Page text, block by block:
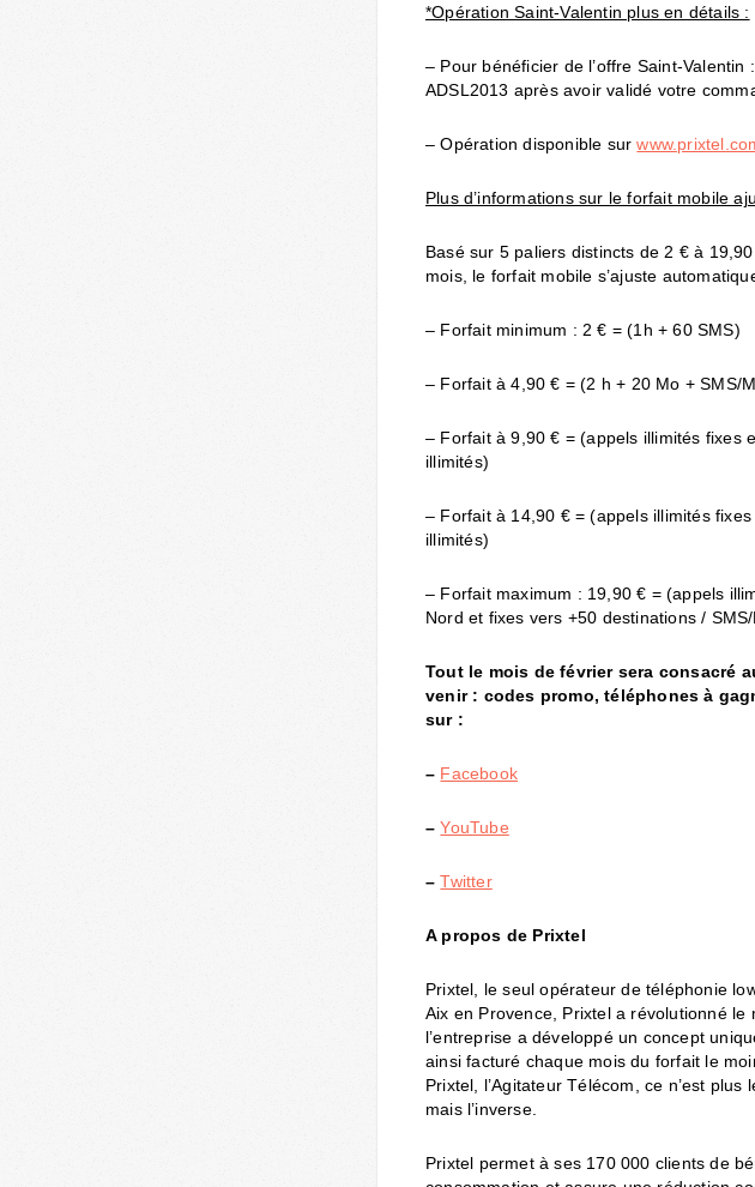
*Opération Saint-Valentin plus en détails :
– Pour bénéficier de l’offre Saint-
ADSL2013 après avoir validé votre
– Opération disponible sur
Plus d’informations sur le forfait mobile
Basé sur 5 paliers distincts de 2 € à
mois, le forfait mobile s’ajuste
– Forfait minimum : 2 € = (1h + 60 SMS)
– Forfait à 4,90 € = (2 h + 20 Mo + SMS/
– Forfait à 9,90 € = (appels illimités fixes
illimités)
– Forfait à 14,90 € = (appels illimités
illimités)
– Forfait maximum : 19,90 € = (appels
Nord et fixes vers +50 destinations /
Tout le mois de février sera consacré
venir : codes promo, téléphones à
sur :
– Facebook
–YouTube
–Twitter
A propos de Prixtel
Prixtel, le seul opérateur de téléphonie
Aix en Provence, Prixtel a révolutionné le
l’entreprise a développé un concept
ainsi facturé chaque mois du forfait le
Prixtel, l’Agitateur Télécom, ce n’est
mais l’inverse.
Prixtel permet à ses 170 000 clients de